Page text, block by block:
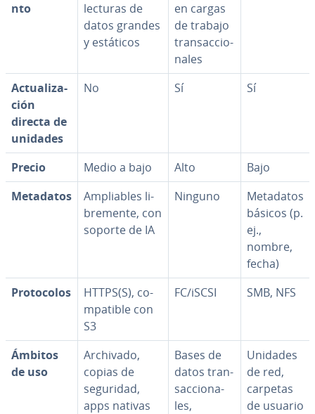
n­to
lecturas de
datos grandes
y estáticos
en cargas
de trabajo
tra­n­sac­cio­
na­les
Ac­tua­li­za­
ción
directa de
unidades
No Sí Sí
Precio Medio a bajo Alto
Bajo
Metadatos
Am­plia­bles li­
bre­me­n­te, con
soporte de IA
Ninguno
Metadatos
básicos (p.
ej.,
nombre,
fecha)
Pro­to­co­los
HTTPS(S), co­
m­pa­ti­ble con
S3
FC/iSCSI SMB, NFS
Ámbitos
de uso
Archivado,
copias de
seguridad,
apps nativas
Bases de
datos tra­n­
sac­cio­na­
les,
Unidades
de red,
carpetas
de usuario